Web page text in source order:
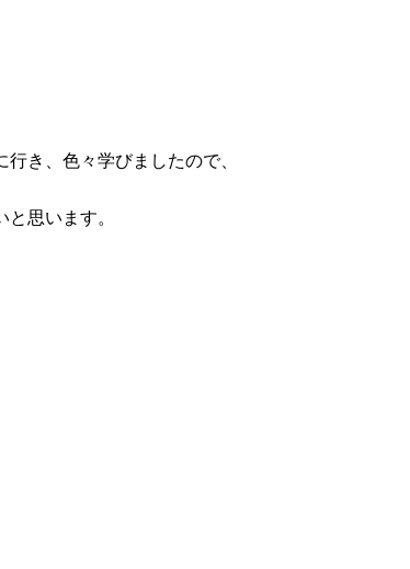
き、色々学びましたので、
思います。